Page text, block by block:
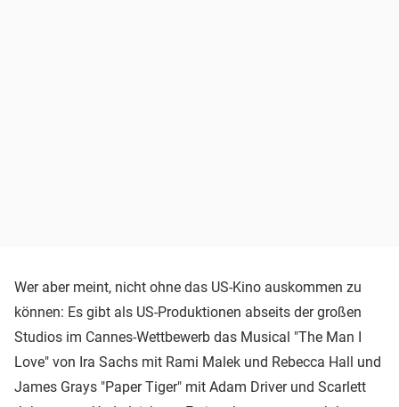
Wer aber meint, nicht ohne das US-Kino auskommen zu
können: Es gibt als US-Produktionen abseits der großen
Studios im Cannes-Wettbewerb das Musical "The Man I
Love" von Ira Sachs mit Rami Malek und Rebecca Hall und
James Grays "Paper Tiger" mit Adam Driver und Scarlett